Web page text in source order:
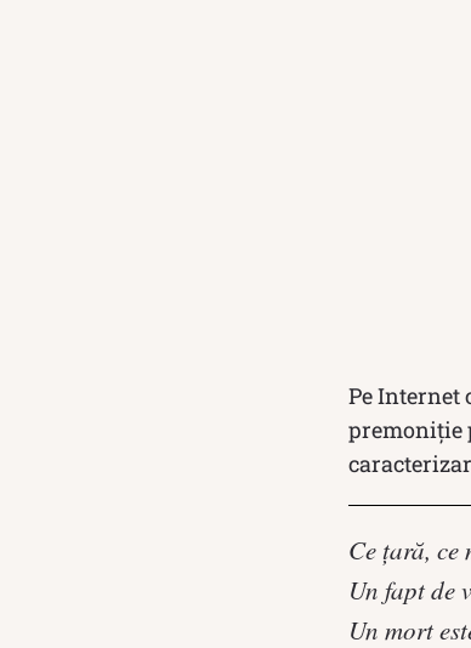
Pe Internet
premoniție
Ce ţară, ce
Un fapt de
Un mort